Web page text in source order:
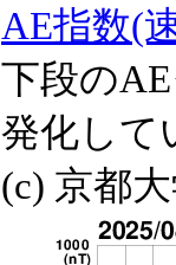
AE指数(
下段の
発化して
(c) 京都